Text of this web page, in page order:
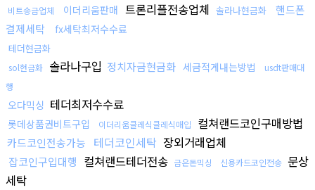
비트송금업체 이더리움판매 트론리플전송업체 솔라나현금화
핸드폰
결제세탁
fx세탁최저수수료
테더현금화
sol현금화 솔라나구입 정치자금현금화 세금적게내는방법
usdt판매대
행
오다믹싱 테더최저수수료
롯데상품권비트구입 이더리움클레식클레식매입 컬쳐랜드코인구매방법
카드코인전송가능 테더코인세탁 장외거래업체
잡코인구입대행 컬쳐랜드테더전송 금은돈믹싱 신용카드코인전송 문상
세탁